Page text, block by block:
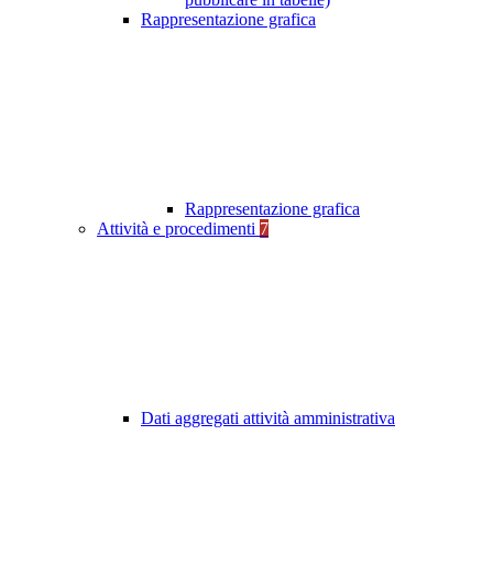
Rappresentazione grafica
Rappresentazione grafica
Attività e procedimenti 7
Dati aggregati attività amministrativa